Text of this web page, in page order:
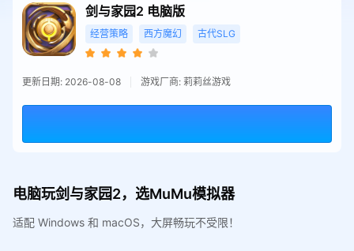
剑与家园2 电脑版
经营策略 西方魔幻 古代SLG
更新日期: 2026-08-08 游戏厂商: 莉莉丝游戏
电脑玩剑与家园2，选MuMu模拟器
适配 Windows 和 macOS，大屏畅玩不受限！